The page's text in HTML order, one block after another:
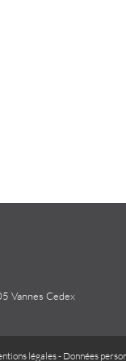
Vannes Cedex
légales- Données